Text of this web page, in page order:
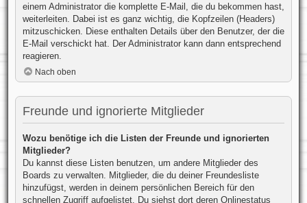
einem Administrator die komplette E-Mail, die du bekommen hast,
weiterleiten. Dabei ist es ganz wichtig, die Kopfzeilen (Headers)
mitzuschicken. Diese enthalten Details über den Benutzer, der die
E-Mail verschickt hat. Der Administrator kann dann entsprechend
reagieren.
Nach oben
Freunde und ignorierte Mitglieder
Wozu benötige ich die Listen der Freunde und ignorierten
Mitglieder?
Du kannst diese Listen benutzen, um andere Mitglieder des
Boards zu verwalten. Mitglieder, die du deiner Freundesliste
hinzufügst, werden in deinem persönlichen Bereich für den
schnellen Zugriff aufgelistet. Du siehst dort deren Onlinestatus